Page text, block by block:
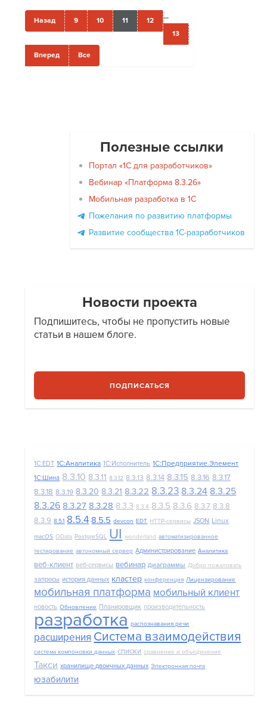
Назад ...
9 10 11
12
13
Вперед Все
Полезные ссылки
Портал «1С для разработчиков»
Вебинар «Платформа 8.3.26»
Мобильная разработка в 1С
Пожелания по развитию платформы
Развитие сообщества 1С-разработчиков
Новости проекта
Подпишитесь, чтобы не пропустить новые
статьи в нашем блоге.
ПОДПИСАТЬСЯ
1C:EDT 1С:Аналитика 1С:Исполнитель 1С:Предприятие.Элемент
1С:Шина 8.3.10 8.3.11 8.3.12 8.3.13 8.3.14 8.3.15 8.3.16 8.3.17
8.3.18 8.3.19 8.3.20 8.3.21 8.3.22 8.3.23 8.3.24 8.3.25
8.3.26 8.3.27 8.3.28 8.3.3 8.3.4 8.3.5 8.3.6 8.3.7 8.3.8
8.3.9 8.5.1 8.5.4 8.5.5 devcon EDT HTTP-сервисы JSON Linux
macOS OData PostgreSQL UI wonderland автоматизированное
тестирование автономный сервер Администрирование Аналитика
веб-клиент веб-сервисы вебинар диаграммы Добро пожаловать
запросы история данных кластер конференция Лицензирование
мобильная платформа мобильный клиент
новость Обновление Планировщик производительность
разработка распознавания речи
расширения Система взаимодействия
система компоновки данных списки сравнение и объединение
Такси хранилище двоичных данных Электронная почта
юзабилити